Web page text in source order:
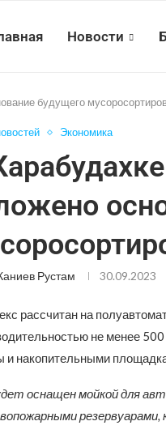
Новости
будущего
Экономика
Рустам 30.09.2023
рассчитан на
не менее
и накопительными
оснащен мойкой для
резервуарами,